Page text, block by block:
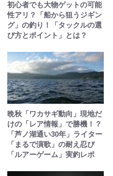
初心者でも大物ゲットの可能
性アリ？「船から狙うジギン
グ」の釣り！「タックルの選
び方とポイント」とは？
晩秋「ワカサギ動向」現地だ
けの「レア情報」で勝機！？
「芦ノ湖通い30年」ライター
「まるで演歌」の耐え忍び
「ルアーゲーム」実釣レポ